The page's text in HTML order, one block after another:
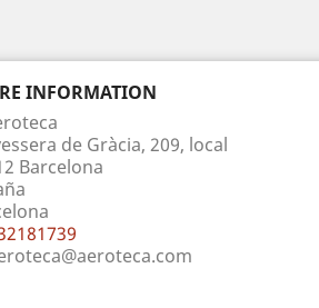
INFORMATION
de Gràcia, 209, local
Barcelona